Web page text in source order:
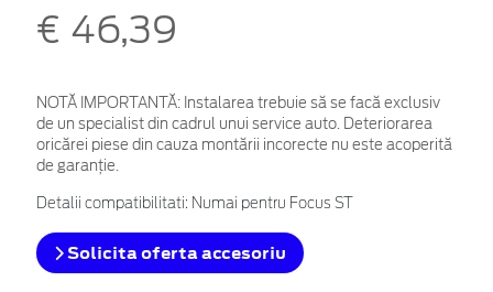
€ 46,39
NOTĂ IMPORTANTĂ: Instalarea trebuie să se facă exclusiv
de un specialist din cadrul unui service auto. Deteriorarea
oricărei piese din cauza montării incorecte nu este acoperită
de garanţie.
Detalii compatibilitati: Numai pentru Focus ST
Solicita oferta accesoriu